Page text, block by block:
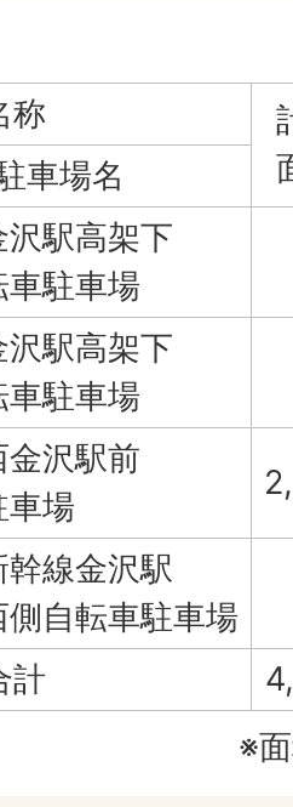
称
車場名
駅高架下
駐車場
駅高架下
駐車場
沢駅前
車場
線金沢駅
自転車駐車場
計
※